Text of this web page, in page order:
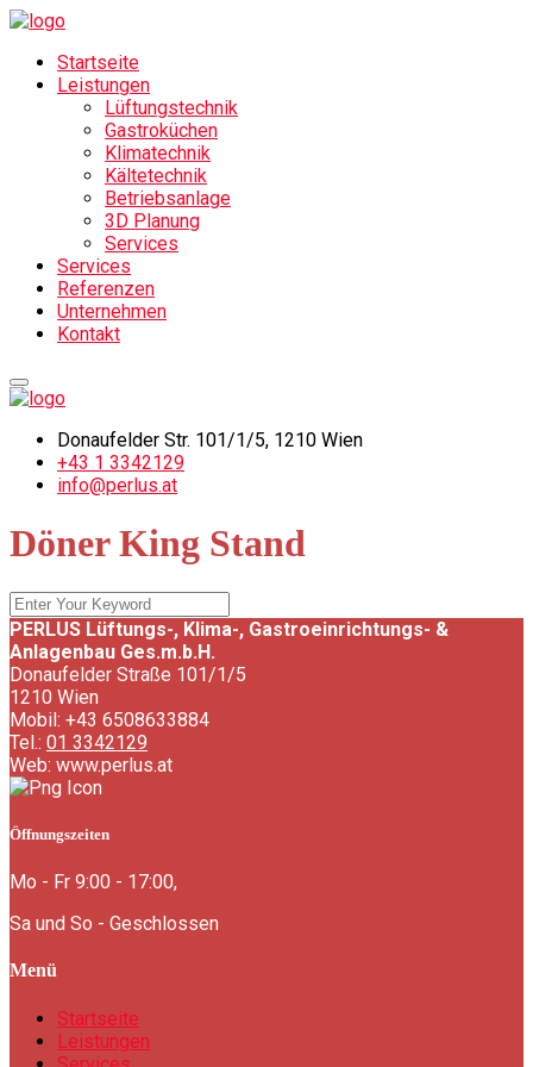
Startseite
Leistungen
Lüftungstechnik
Gastroküchen
Klimatechnik
Kältetechnik
Betriebsanlage
3D Planung
Services
Services
Referenzen
Unternehmen
Kontakt
Donaufelder Str. 101/1/5, 1210 Wien
‎+43 1 3342129
info@perlus.at
Döner King Stand
PERLUS Lüftungs-, Klima-, Gastroeinrichtungs- &
Anlagenbau Ges.m.b.H.
Donaufelder Straße 101/1/5
1210 Wien
Mobil: +43 6508633884
Tel.: 01 3342129
Web: www.perlus.at
Öffnungszeiten
Mo - Fr 9:00 - 17:00,
Sa und So - Geschlossen
Menü
Startseite
Leistungen